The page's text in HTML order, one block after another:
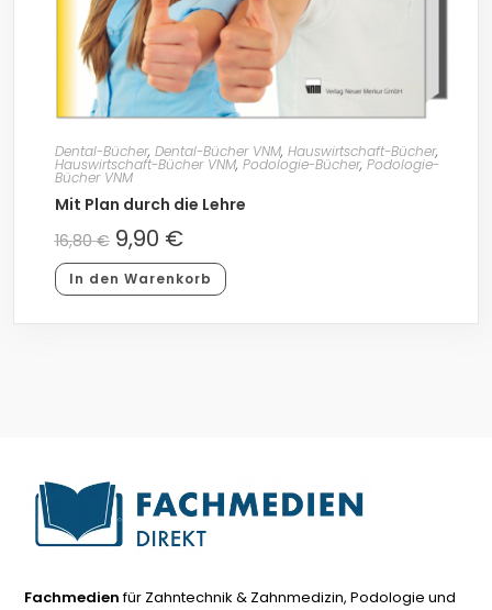
Dental-Bücher, Dental-Bücher VNM, Hauswirtschaft-Bücher,
Hauswirtschaft-Bücher VNM, Podologie-Bücher, Podologie-
Bücher VNM
Mit Plan durch die Lehre
16,80€ 9,90 €
In den Warenkorb
Fachmedienfür Zahntechnik & Zahnmedizin, Podologie und